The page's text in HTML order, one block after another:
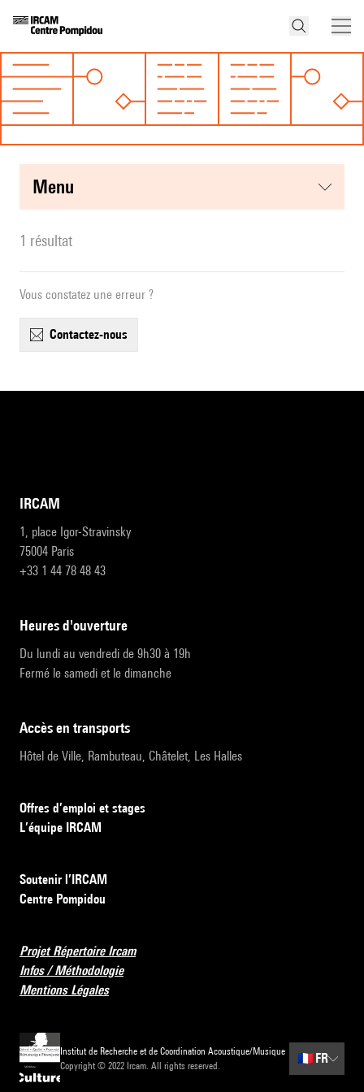
menu
1 résultat
Vous constatez une erreur ?
contactez-nous
IRCAM
1, place Igor-Stravinsky
75004 Paris
+33 1 44 78 48 43
heures d'ouverture
Du lundi au vendredi de 9h30 à 19h
Fermé le samedi et le dimanche
accès en transports
Hôtel de Ville, Rambuteau, Châtelet, Les Halles
Offres d’emploi et stages
L’équipe IRCAM
Soutenir l’IRCAM
Centre Pompidou
Projet Répertoire Ircam
Infos / Méthodologie
Mentions Légales
Institut de Recherche et de Coordination Acoustique/Musique
Copyright © 2022 Ircam. All rights reserved.
🇫🇷 FR